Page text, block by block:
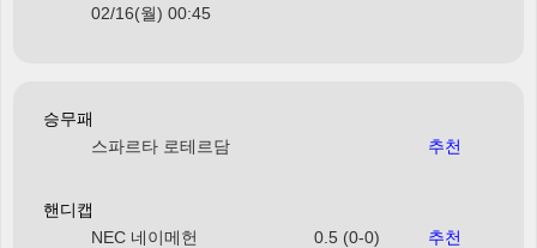
02/16(월) 00:45
승무패
스파르타 로테르담
추천
핸디캡
NEC 네이메헌
0.5 (0-0) 추천